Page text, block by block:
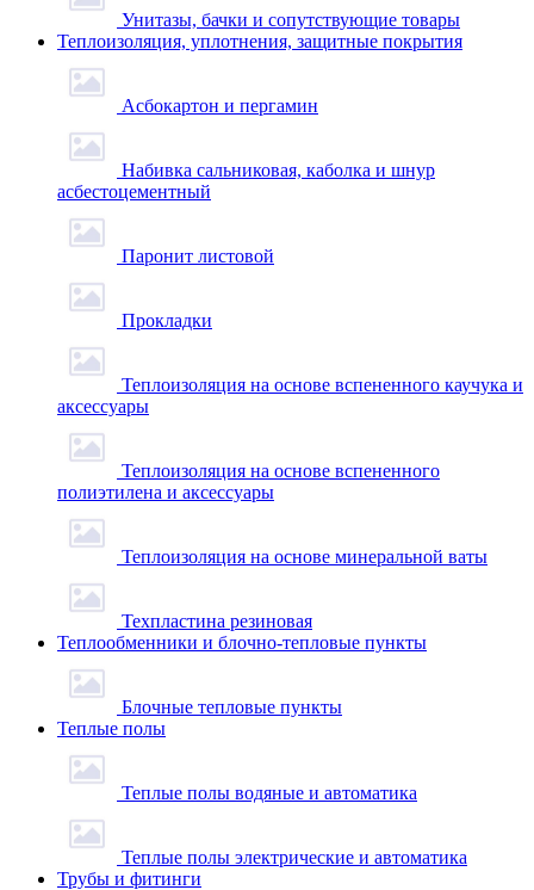
Унитазы, бачки и сопутствующие товары
Теплоизоляция, уплотнения, защитные покрытия
Асбокартон и пергамин
Набивка сальниковая, каболка и шнур
асбестоцементный
Паронит листовой
Прокладки
Теплоизоляция на основе вспененного каучука и
аксессуары
Теплоизоляция на основе вспененного
полиэтилена и аксессуары
Теплоизоляция на основе минеральной ваты
Техпластина резиновая
Теплообменники и блочно-тепловые пункты
Блочные тепловые пункты
Теплые полы
Теплые полы водяные и автоматика
Теплые полы электрические и автоматика
Трубы и фитинги